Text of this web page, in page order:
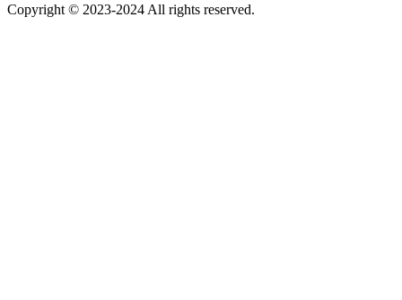
Copyright © 2023-2024 All rights reserved.